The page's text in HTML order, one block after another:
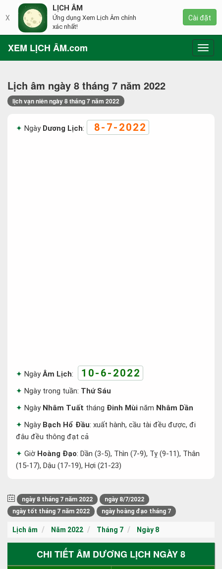
XEM LỊCH ÂM.com
Lịch âm ngày 8 tháng 7 năm 2022
lịch vạn niên ngày 8 tháng 7 năm 2022
Ngày Dương Lịch: 8-7-2022
NgàyÂm Lịch: 10-6-2022
Ngày trong tuần: Thứ Sáu
Ngày Nhâm Tuất tháng Đinh Mùi năm Nhâm Dần
Ngày Bạch Hổ Đầu: xuất hành, cầu tài đều được, đi
đâu đều thông đạt cả
Giờ Hoàng Đạo: Dần (3-5), Thìn (7-9), Tỵ (9-11), Thân
(15-17), Dậu (17-19), Hợi (21-23)
ngày 8 tháng 7 năm 2022
ngày 8/7/2022
ngày tốt tháng 7 năm 2022
ngày hoàng đạo tháng 7
Lịch âm Năm 2022 Tháng 7 Ngày 8
CHI TIẾT ÂM DƯƠNG LỊCH NGÀY 8
X
LỊCH ÂM
Ứng dụng Xem Lịch Âm chính
xác nhất!
Cài đặt